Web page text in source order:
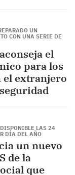
UN
CON UNA SERIE DE
el
para los
el extranjero
LAS 24
DÍA DEL AÑO
un nuevo
de la
que